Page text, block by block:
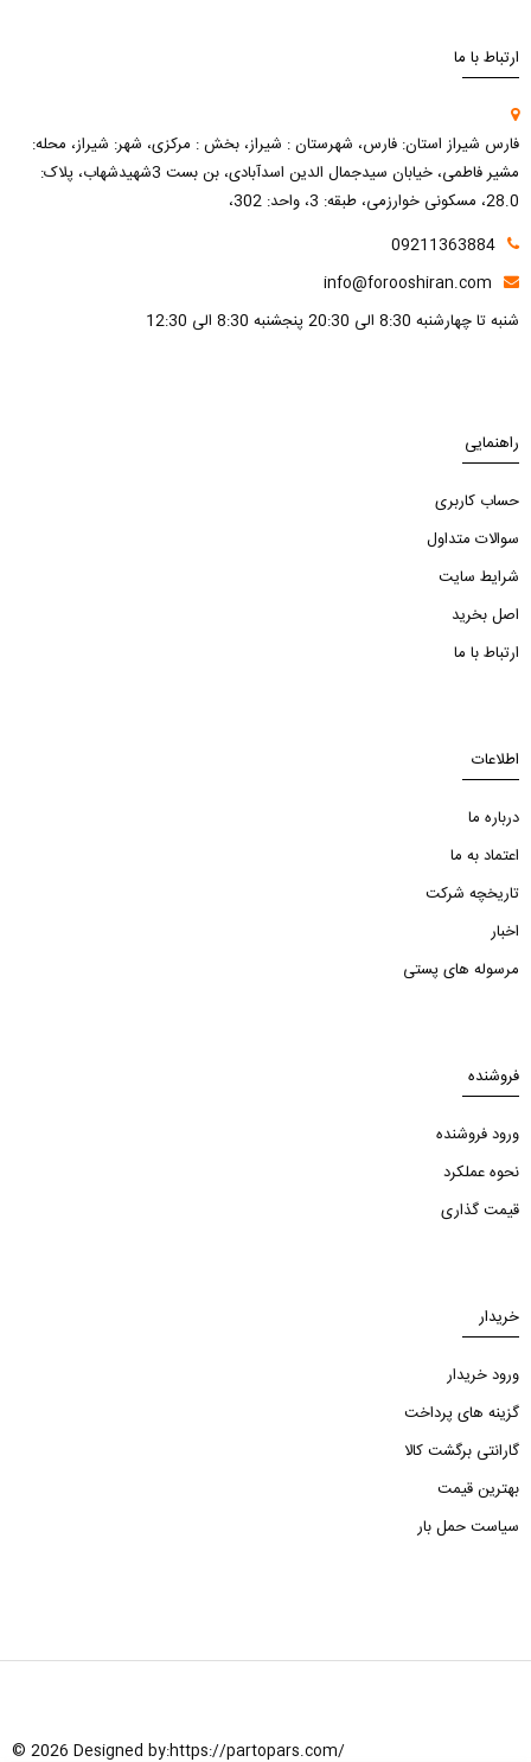
ارتباط با ما
فارس شیراز استان: فارس، شهرستان : شیراز، بخش : مرکزی، شهر: شیراز، محله:
مشیر فاطمی، خیابان سیدجمال الدین اسدآبادی، بن بست 3شهیدشهاب، پلاک:
28.0، مسکونی خوارزمی، طبقه: 3، واحد: 302،
09211363884
info@forooshiran.com
شنبه تا چهارشنبه 8:30 الی 20:30 پنجشنبه 8:30 الی 12:30
راهنمایی
حساب کاربری
سوالات متداول
شرایط سایت
اصل بخرید
ارتباط با ما
اطلاعات
درباره ما
اعتماد به ما
تاریخچه شرکت
اخبار
مرسوله های پستی
فروشنده
ورود فروشنده
نحوه عملکرد
قیمت گذاری
خریدار
ورود خریدار
گزینه های پرداخت
گارانتی برگشت کالا
بهترین قیمت
سیاست حمل بار
© 2026 Designed by:https://partopars.com/